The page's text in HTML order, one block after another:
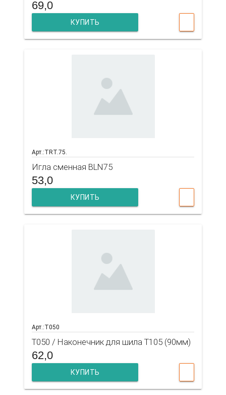
69,0
КУПИТЬ
Арт.:TRT.75.
Игла сменная BLN75
53,0
КУПИТЬ
Арт.:T050
T050 / Наконечник для шила Т105 (90мм)
62,0
КУПИТЬ